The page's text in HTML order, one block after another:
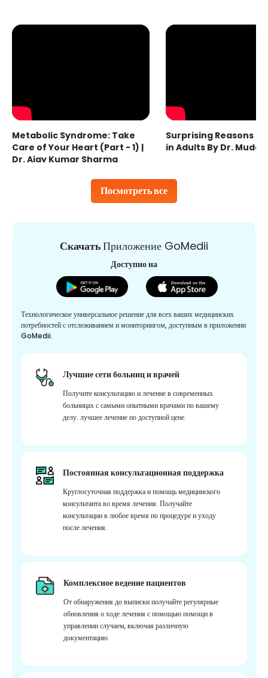
Посмотреть все
Metabolic Syndrome: Take
Care of Your Heart (Part - 1) |
Dr. Ajay Kumar Sharma
Surprising Reasons
in Adults By Dr.
СкачатьПриложение GoMedii
Доступно на
Технологическое универсальное решение для всех ваших медицинских
потребностей с отслеживанием и мониторингом, доступным в приложении
GoMedii.
Лучшие сети больниц и врачей
Получите консультацию и лечение в современных
больницах с самыми опытными врачами по вашему
делу. лучшее лечение по доступной цене.
Постоянная консультационная поддержка
Круглосуточная поддержка и помощь медицинского
консультанта во время лечения. Получайте
консультации в любое время по процедуре и уходу
после лечения.
Комплексное ведение пациентов
От обнаружения до выписки получайте регулярные
обновления о ходе лечения с помощью помощи в
управлении случаем, включая различную
документацию.